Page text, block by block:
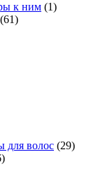
к ним (1)
(61)
для волос (29)